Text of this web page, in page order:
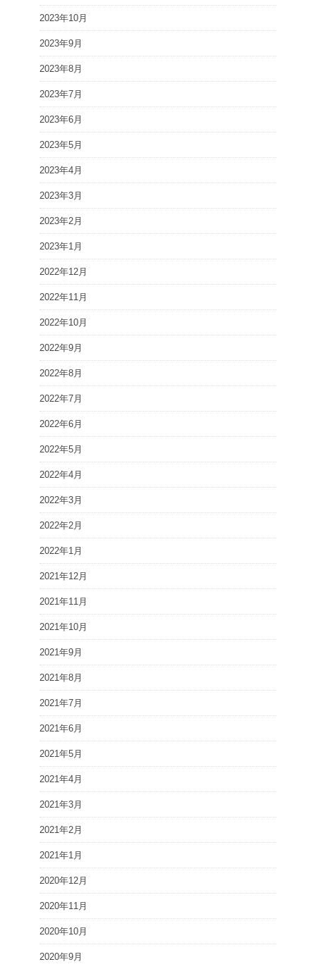
2023年10月
2023年9月
2023年8月
2023年7月
2023年6月
2023年5月
2023年4月
2023年3月
2023年2月
2023年1月
2022年12月
2022年11月
2022年10月
2022年9月
2022年8月
2022年7月
2022年6月
2022年5月
2022年4月
2022年3月
2022年2月
2022年1月
2021年12月
2021年11月
2021年10月
2021年9月
2021年8月
2021年7月
2021年6月
2021年5月
2021年4月
2021年3月
2021年2月
2021年1月
2020年12月
2020年11月
2020年10月
2020年9月